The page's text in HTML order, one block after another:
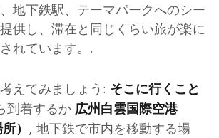
地下鉄駅、テーマパークへのシー
供し、滞在と同じくらい旅が楽に
れています。.
えてみましょう: そこに行くこと
到着するか 広州白雲国際空港
） , 地下鉄で市内を移動する場